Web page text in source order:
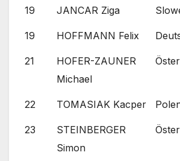
19 JANCAR Ziga
19 HOFFMANN Felix
21
HOFER-ZAUNER
Michael
22 TOMASIAK Kacper
23
STEINBERGER
Simon